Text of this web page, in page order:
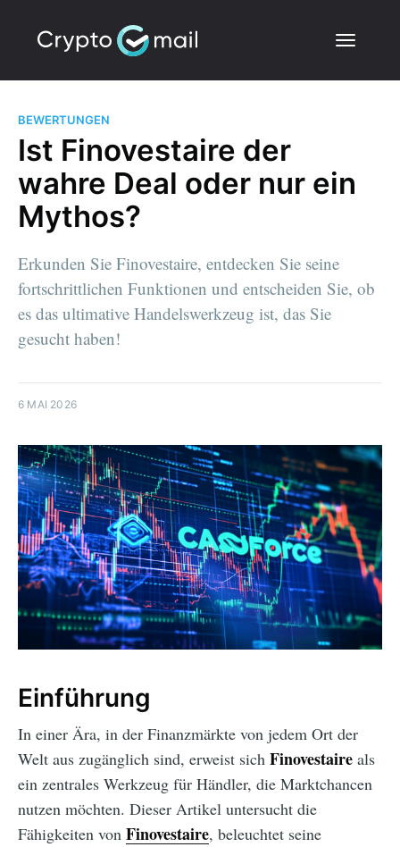
BEWERTUNGEN
Ist Finovestaire der
wahre Deal oder nur ein
Mythos?
Erkunden Sie Finovestaire, entdecken Sie seine
fortschrittlichen Funktionen und entscheiden Sie, ob
es das ultimative Handelswerkzeug ist, das Sie
gesucht haben!
6 MAI 2026
Einführung
In einer Ära, in der Finanzmärkte von jedem Ort der
Welt aus zugänglich sind, erweist sich Finovestaire als
ein zentrales Werkzeug für Händler, die Marktchancen
nutzen möchten. Dieser Artikel untersucht die
Fähigkeiten von Finovestaire, beleuchtet seine